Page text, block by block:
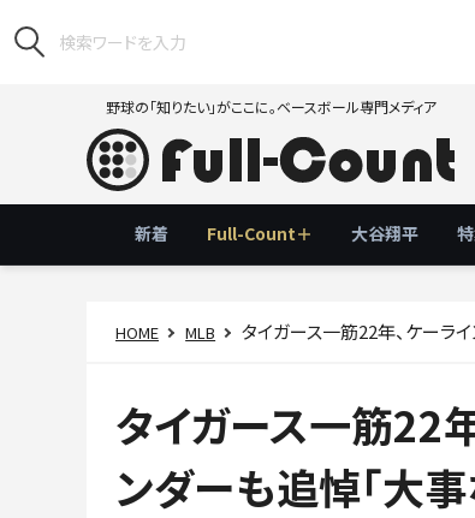
野球の「知りたい」がここに。ベースボール専門メディア
新着 Full-Count＋ 大谷翔平
HOME MLB タイガース一筋22年、ケーラ
タイガース一筋22
ンダーも追悼「大